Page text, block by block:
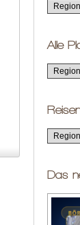
Alle
Das